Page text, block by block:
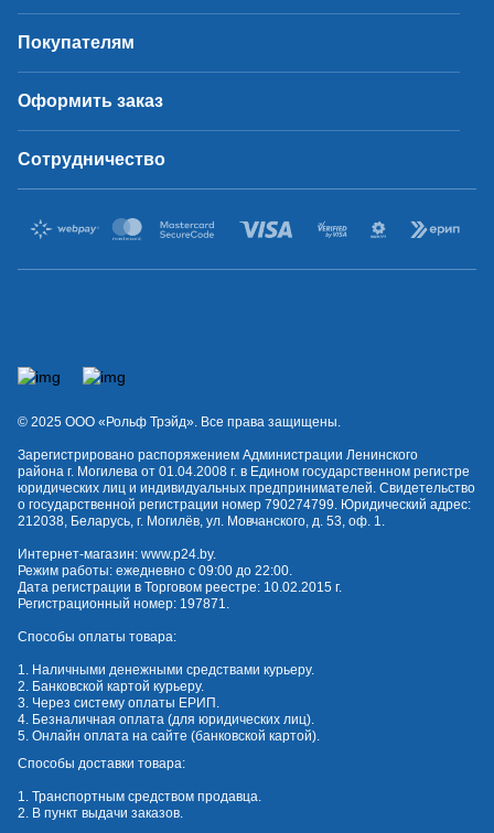
Покупателям
Оформить заказ
Сотрудничество
© 2025 OOO «Рольф Трэйд». Все права защищены.
Зарегистрировано распоряжением Администрации Ленинского
района г. Могилева от 01.04.2008 г. в Едином государственном регистре
юридических лиц и индивидуальных предпринимателей. Свидетельство
о государственной регистрации номер 790274799. Юридический адрес:
212038, Беларусь, г. Могилёв, ул. Мовчанского, д. 53, оф. 1.
Интернет-магазин: www.p24.by.
Режим работы: ежедневно с 09:00 до 22:00.
Дата регистрации в Торговом реестре: 10.02.2015 г.
Регистрационный номер: 197871.
Способы оплаты товара:
1. Наличными денежными средствами курьеру.
2. Банковской картой курьеру.
3. Через систему оплаты ЕРИП.
4. Безналичная оплата (для юридических лиц).
5. Онлайн оплата на сайте (банковской картой).
Способы доставки товара:
1. Транспортным средством продавца.
2. В пункт выдачи заказов.